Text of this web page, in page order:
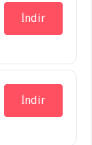
İndir
İndir